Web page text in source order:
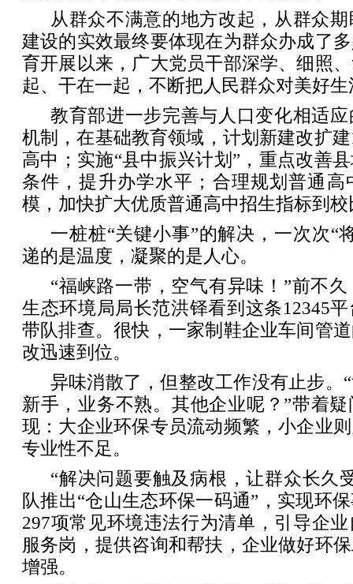
从群众不满意的地方改起，从群众
建设的实效最终要体现在为群众办成了
育开展以来，广大党员干部深学、细照
起、干在一起，不断把人民群众对美好
教育部进一步完善与人口变化相适
机制，在基础教育领域，计划新建改扩
高中；实施“县中振兴计划”，重点改善
条件，提升办学水平；合理规划普通高
模，加快扩大优质普通高中招生指标到校
一桩桩“关键小事”的解决，一次次“
递的是温度，凝聚的是人心。
“福峡路一带，空气有异味！”前不
生态环境局局长范洪铎看到这条12345
带队排查。很快，一家制鞋企业车间管
改迅速到位。
异味消散了，但整改工作没有止步。
新手，业务不熟。其他企业呢？”带着
现：大企业环保专员流动频繁，小企业
专业性不足。
“解决问题要触及病根，让群众长久
队推出“仓山生态环保一码通”，实现环
297项常见环境违法行为清单，引导企
服务岗，提供咨询和帮扶，企业做好环
增强。